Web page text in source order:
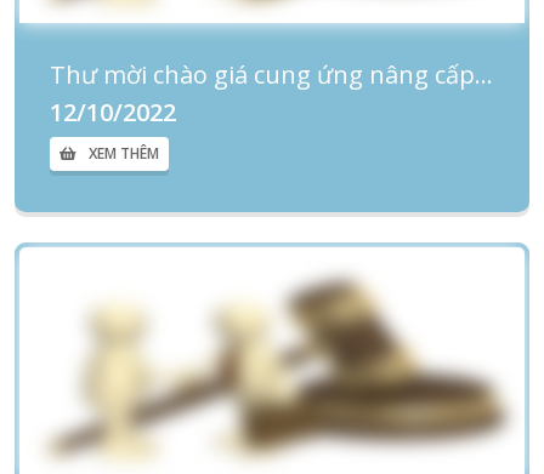
Thư mời chào giá cung ứng nâng cấp hệ thống phần mềm gửi tin nhắn tiêm chủng của cơ sở 2
12/10/2022
XEM THÊM